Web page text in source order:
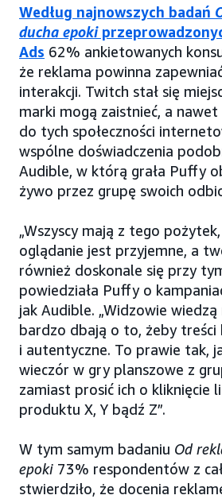
Według najnowszych badań
ducha epoki
Ads 62% ankietowanych
że reklama powinna
interakcji. Twitch stał się
marki mogą zaistnieć, a
do tych społeczności
wspólne doświadczenia
Audible, w którą grała Puffy
żywo przez grupę swoich
„Wszyscy mają z tego
oglądanie jest przyjemne, a
również doskonale się przy
powiedziała Puffy o
jak Audible. „Widzowie
bardzo dbają o to, żeby treści
i autentyczne. To prawie tak,
wieczór w gry planszowe z
zamiast prosić ich o kliknięcie
produktu X, Y bądź Z”.
W tym samym badaniu Od
epoki 73% respondentów z
stwierdziło, że docenia